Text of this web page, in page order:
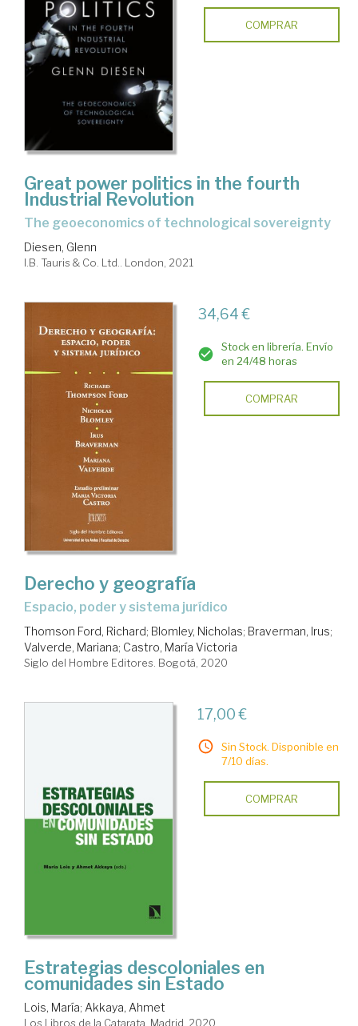
COMPRAR
Great power politics in the fourth
Industrial Revolution
the geoeconomics of technological sovereignty
Diesen, Glenn
I.B. Tauris & Co. Ltd.. London, 2021
34,64 €
Stock en librería. Envío
en 24/48 horas
COMPRAR
Derecho y geografía
espacio, poder y sistema jurídico
Thomson Ford, Richard; Blomley, Nicholas; Braverman, Irus;
Valverde, Mariana; Castro, María Victoria
Siglo del Hombre Editores. Bogotá, 2020
17,00 €
Sin Stock. Disponible en
7/10 días.
COMPRAR
Estrategias descoloniales en
comunidades sin Estado
Lois, María; Akkaya, Ahmet
Los Libros de la Catarata. Madrid, 2020